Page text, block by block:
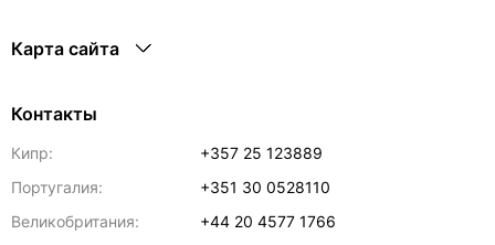
Карта сайта
Контакты
Кипр:
+357 25 123889
Португалия:
+351 30 0528110
Великобритания:
+44 20 4577 1766